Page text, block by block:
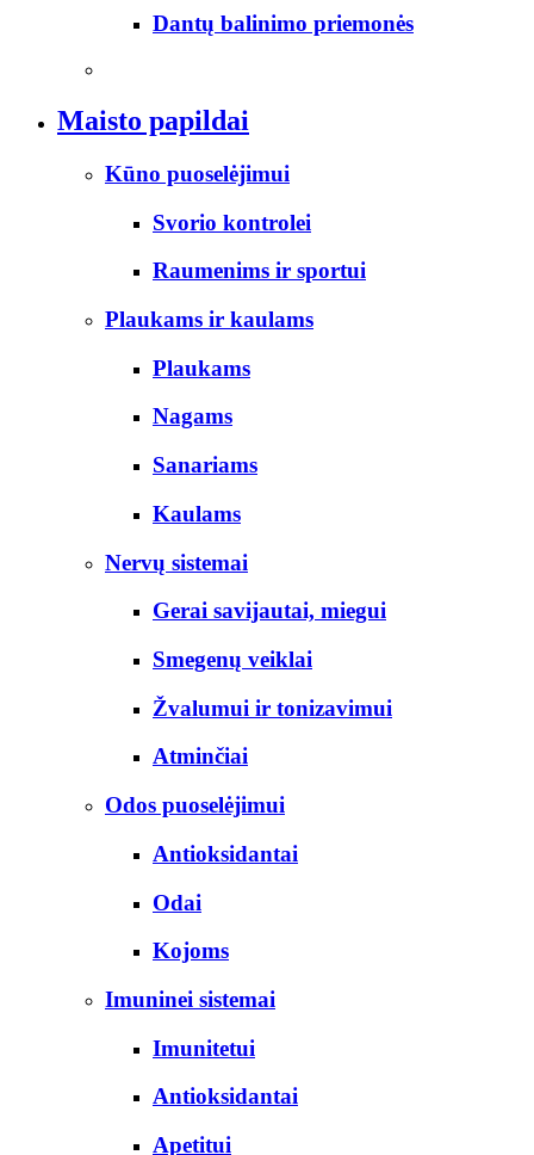
Dantų balinimo priemonės
Maisto papildai
Kūno puoselėjimui
Svorio kontrolei
Raumenims ir sportui
Plaukams ir kaulams
Plaukams
Nagams
Sanariams
Kaulams
Nervų sistemai
Gerai savijautai, miegui
Smegenų veiklai
Žvalumui ir tonizavimui
Atminčiai
Odos puoselėjimui
Antioksidantai
Odai
Kojoms
Imuninei sistemai
Imunitetui
Antioksidantai
Apetitui